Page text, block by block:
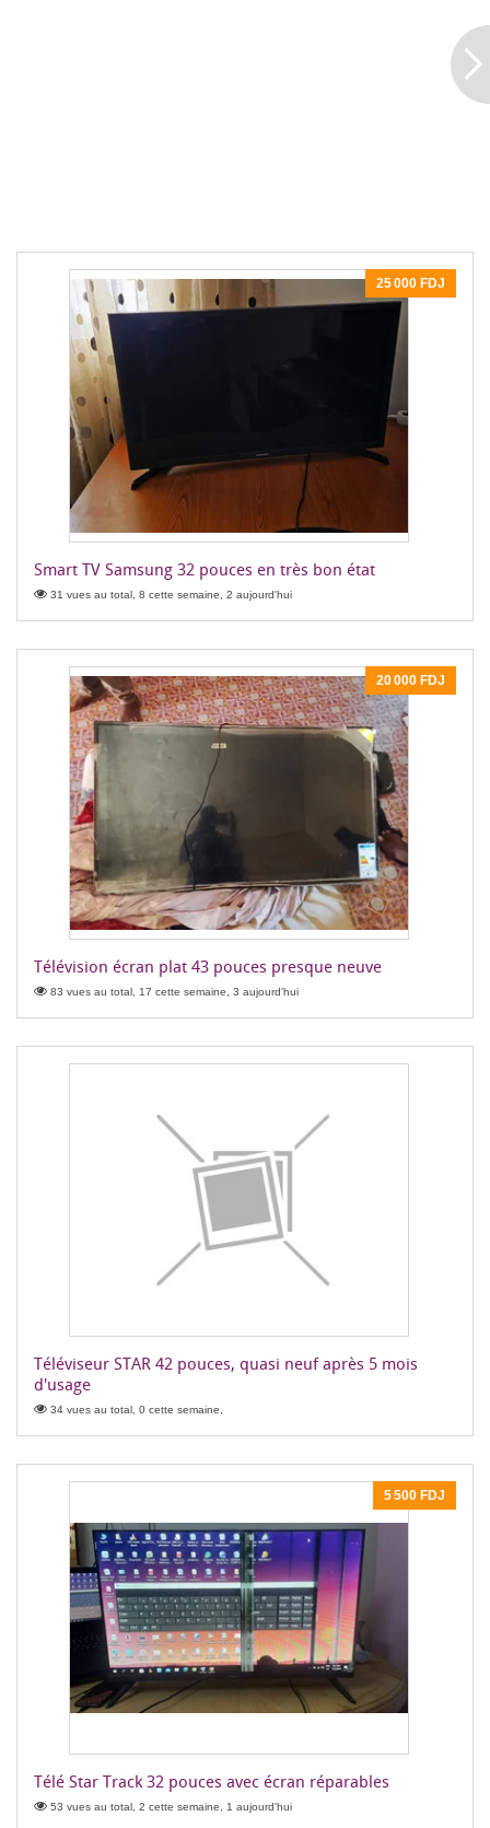
25 000 FDJ
Smart TV Samsung 32 pouces en très bon état
31 vues au total, 8 cette semaine, 2 aujourd'hui
20 000 FDJ
Télévision écran plat 43 pouces presque neuve
83 vues au total, 17 cette semaine, 3 aujourd'hui
Téléviseur STAR 42 pouces, quasi neuf après 5 mois
d'usage
34 vues au total, 0 cette semaine,
5 500 FDJ
Télé Star Track 32 pouces avec écran réparables
53 vues au total, 2 cette semaine, 1 aujourd'hui